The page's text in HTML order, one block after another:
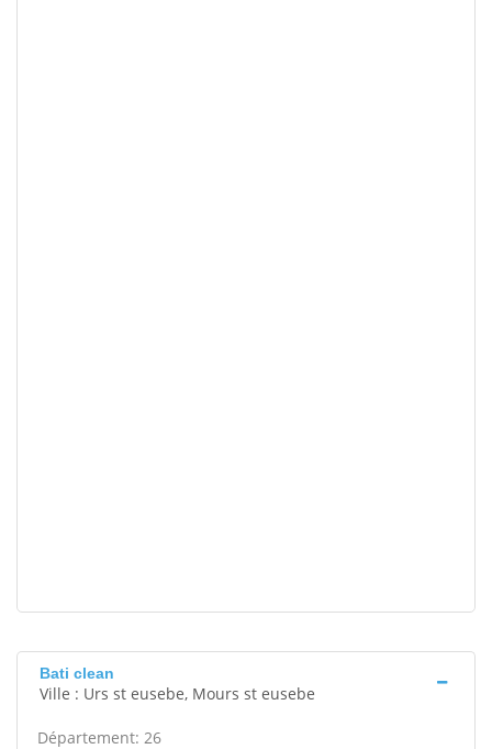
Bati clean
Ville : Urs st eusebe, Mours st eusebe
Département: 26